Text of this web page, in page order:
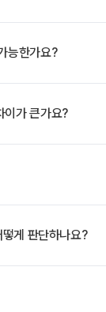
능한가요?
이가 큰가요?
게 판단하나요?